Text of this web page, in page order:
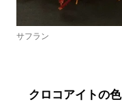
サフラン
クロコアイトの色